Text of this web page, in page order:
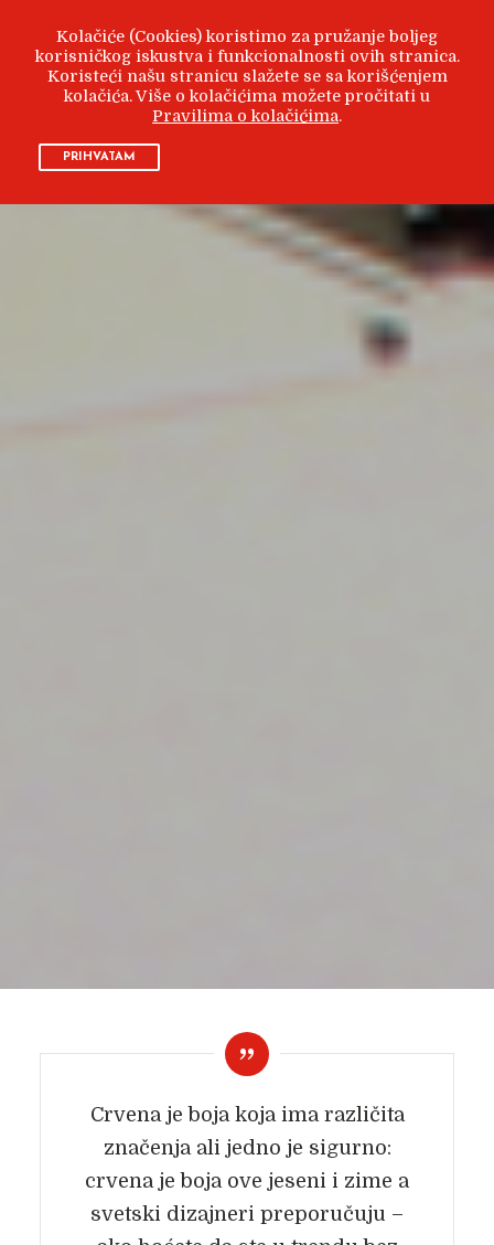
Crvena je boja koja ima različita
značenja ali jedno je sigurno:
crvena je boja ove jeseni i zime a
svetski dizajneri preporučuju –
Kolačiće (Cookies) koristimo za pružanje boljeg
korisničkog iskustva i funkcionalnosti ovih stranica.
Koristeći našu stranicu slažete se sa korišćenjem
kolačića. Više o kolačićima možete pročitati u
Pravilima o kolačićima.
PRIHVATAM